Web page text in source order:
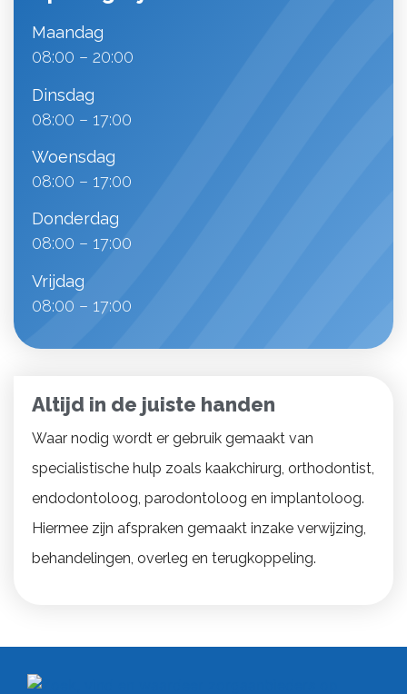
Maandag
08:00 – 20:00
Dinsdag
08:00 – 17:00
Woensdag
08:00 – 17:00
Donderdag
08:00 – 17:00
Vrijdag
08:00 – 17:00
Altijd in de juiste handen
Waar nodig wordt er gebruik gemaakt van
specialistische hulp zoals kaakchirurg, orthodontist,
endodontoloog, parodontoloog en implantoloog.
Hiermee zijn afspraken gemaakt inzake verwijzing,
behandelingen, overleg en terugkoppeling.